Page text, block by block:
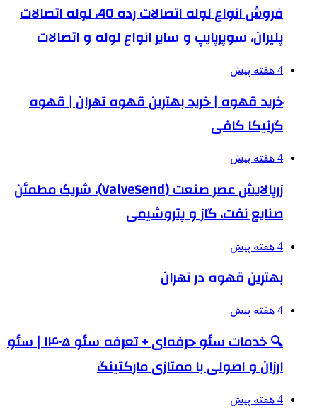
فروش انواع لوله اتصالات رده 40، لوله اتصالات
پلیران، سوپرپایپ و سایر انواع لوله و اتصالات
4 هفته پیش
خرید قهوه | خرید بهترین قهوه تهران | قهوه
گرنیکا کافی
4 هفته پیش
زرپالایش عصر صنعت (ValveSend)، شریک مطمئن
صنایع نفت، گاز و پتروشیمی
4 هفته پیش
بهترین قهوه در تهران
4 هفته پیش
🔍 خدمات سئو حرفه‌ای + تعرفه سئو ۱۴۰۵ | سئو
ارزان و اصولی با ممتازی مارکتینگ
4 هفته پیش